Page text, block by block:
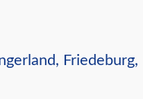
Friedeburg,